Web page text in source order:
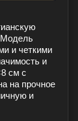
Модель
и четкими
и
см с
на прочное
и